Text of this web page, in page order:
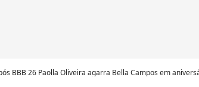
BBB 26 Paolla Oliveira agarra Bella Campos em aniversário de